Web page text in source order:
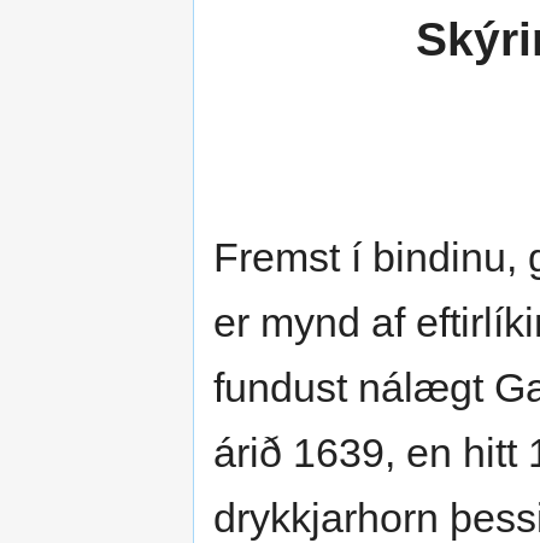
Fremst í bindinu,
er mynd af
fundust nálægt
árið 1639, en hitt
drykkjarhorn